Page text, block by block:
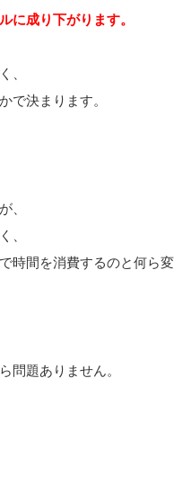
に成り下がります。
、
で決まります。
、
、
時間を消費するのと何ら変
問題ありません。